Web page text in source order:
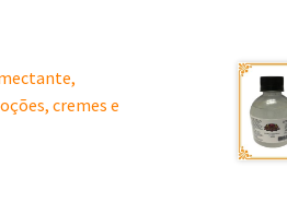
cremes e